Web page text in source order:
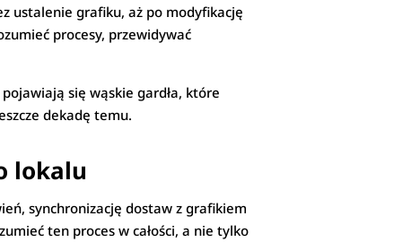
ustalenie grafiku, aż po modyfikację
procesy, przewidywać
się wąskie gardła, które
dekadę temu.
lokalu
synchronizację dostaw z grafikiem
ten proces w całości, a nie tylko